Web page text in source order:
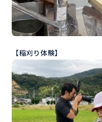
【稲刈り体験】